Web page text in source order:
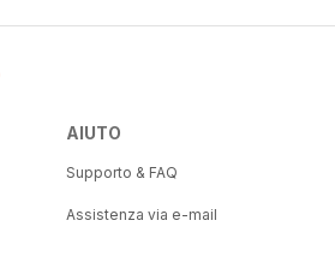
AIUTO
Supporto & FAQ
Assistenza via e-mail